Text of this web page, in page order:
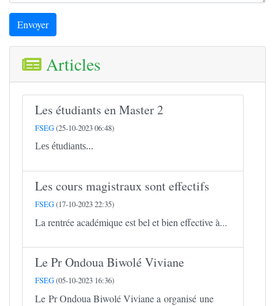
Envoyer
Articles
Les étudiants en Master 2
FSEG(25-10-2023 06:48)
Les étudiants...
Les cours magistraux sont effectifs
FSEG(17-10-2023 22:35)
La rentrée académique est bel et bien effective à...
Le Pr Ondoua Biwolé Viviane
FSEG(05-10-2023 16:36)
Le Pr Ondoua Biwolé Viviane a organisé une